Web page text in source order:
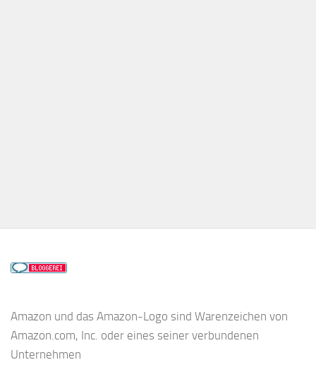
Amazon und das Amazon-Logo sind Warenzeichen von
Amazon.com, Inc. oder eines seiner verbundenen
Unternehmen